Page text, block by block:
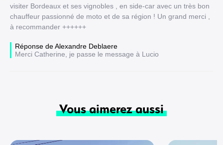
visiter Bordeaux et ses vignobles , en side-car avec un très bon
chauffeur passionné de moto et de sa région ! Un grand merci ,
à recommander ++++++
Réponse de Alexandre Deblaere
Merci Catherine, je passe le message à Lucio
Vous aimerez aussi